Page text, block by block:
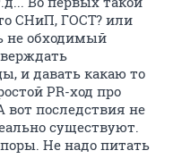
СНиП, ГОСТ? или
не обходимый
и давать какаю то
PR-ход про
вот последствия не
существуют.
Не надо питать